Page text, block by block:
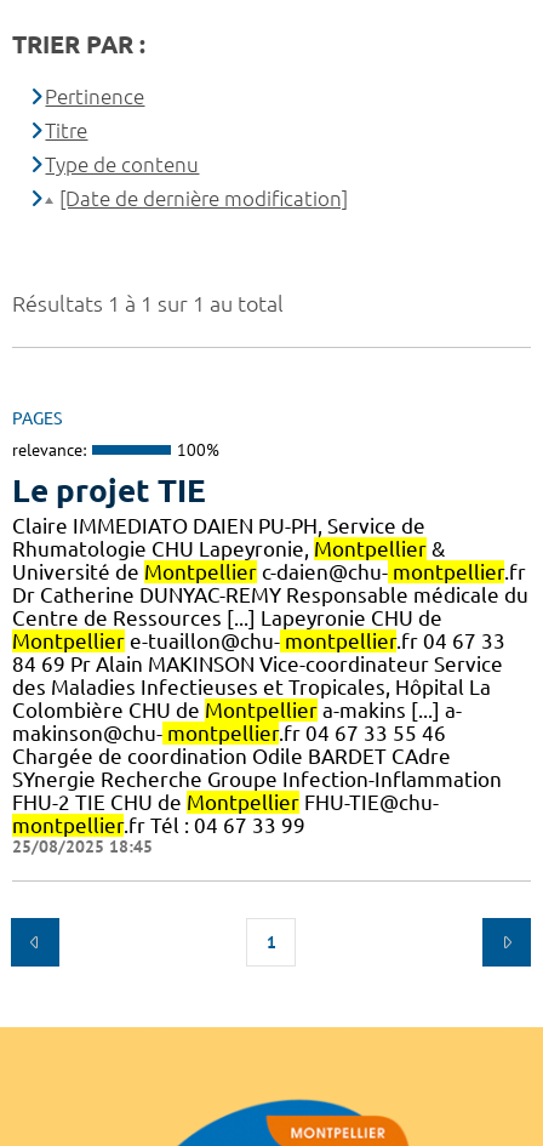
Résultats 1 à 1 sur 1 au total
PAGES
relevance: 100%
Le projet TIE
Claire IMMEDIATO DAIEN PU-PH, Service de
Rhumatologie CHU Lapeyronie, Montpellier &
Université de Montpellier c-daien@chu- montpellier.fr
Dr Catherine DUNYAC-REMY Responsable médicale du
Centre de Ressources [...] Lapeyronie CHU de
Montpellier e-tuaillon@chu- montpellier.fr 04 67 33
84 69 Pr Alain MAKINSON Vice-coordinateur Service
des Maladies Infectieuses et Tropicales, Hôpital La
Colombière CHU de Montpellier a-makins [...] a-
makinson@chu- montpellier.fr 04 67 33 55 46
Chargée de coordination Odile BARDET CAdre
SYnergie Recherche Groupe Infection-Inflammation
FHU-2 TIE CHU de Montpellier FHU-TIE@chu-
montpellier.fr Tél : 04 67 33 99
25/08/2025 18:45
1
TRIER PAR :
Pertinence
Titre
Type de contenu
[Date de dernière modification]